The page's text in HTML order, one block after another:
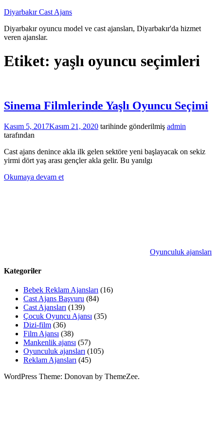
İçeriğe
Diyarbakır Cast Ajans
Diyarbakır oyuncu model ve cast ajansları, Diyarbakır'da hizmet
veren ajanslar.
Etiket: yaşlı oyuncu seçimleri
Sinema Filmlerinde Yaşlı Oyuncu Seçimi
Kasım 5, 2017Kasım 21, 2020 tarihinde gönderilmiş admin
tarafından
Cast ajans denince akla ilk gelen sektöre yeni başlayacak on sekiz
yirmi dört yaş arası gençler akla gelir. Bu yanılgı
Okumaya devam et
Oyunculuk ajansları
Kategoriler
Bebek Reklam Ajansları (16)
Cast Ajans Başvuru (84)
Cast Ajansları (139)
Çocuk Oyuncu Ajansı (35)
Dizi-film (36)
Film Ajansı (38)
Mankenlik ajansı (57)
Oyunculuk ajansları (105)
Reklam Ajansları (45)
WordPress Theme: Donovan by ThemeZee.